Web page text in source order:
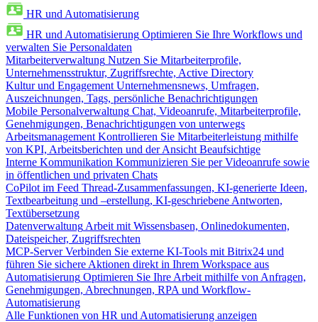
HR und Automatisierung
HR und Automatisierung Optimieren Sie Ihre Workflows und
verwalten Sie Personaldaten
Mitarbeiterverwaltung Nutzen Sie Mitarbeiterprofile,
Unternehmensstruktur, Zugriffsrechte, Active Directory
Kultur und Engagement Unternehmensnews, Umfragen,
Auszeichnungen, Tags, persönliche Benachrichtigungen
Mobile Personalverwaltung Chat, Videoanrufe, Mitarbeiterprofile,
Genehmigungen, Benachrichtigungen von unterwegs
Arbeitsmanagement Kontrollieren Sie Mitarbeiterleistung mithilfe
von KPI, Arbeitsberichten und der Ansicht Beaufsichtige
Interne Kommunikation Kommunizieren Sie per Videoanrufe sowie
in öffentlichen und privaten Chats
CoPilot im Feed Thread-Zusammenfassungen, KI-generierte Ideen,
Textbearbeitung und –erstellung, KI-geschriebene Antworten,
Textübersetzung
Datenverwaltung Arbeit mit Wissensbasen, Onlinedokumenten,
Dateispeicher, Zugriffsrechten
MCP-Server Verbinden Sie externe KI-Tools mit Bitrix24 und
führen Sie sichere Aktionen direkt in Ihrem Workspace aus
Automatisierung Optimieren Sie Ihre Arbeit mithilfe von Anfragen,
Genehmigungen, Abrechnungen, RPA und Workflow-
Automatisierung
Alle Funktionen von HR und Automatisierung anzeigen